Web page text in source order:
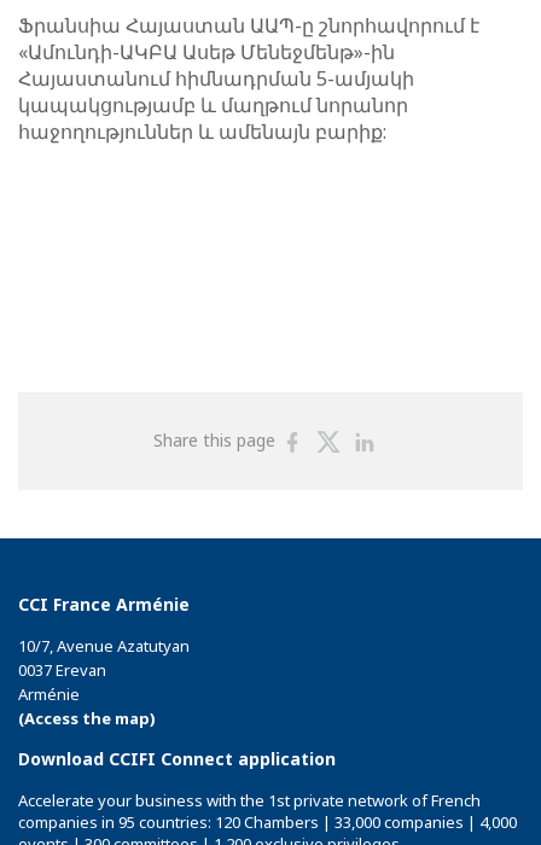
Ֆրանսիա Հայաստան ԱԱՊ-ը շնորհավորում է
«Ամունդի-ԱԿԲԱ Ասեթ Մենեջմենթ»-ին
Հայաստանում հիմնադրման 5-ամյակի
կապակցությամբ և մաղթում նորանոր
հաջողություններ և ամենայն բարիք:
Share this page
ShareShare
CCI France Arménie
10/7, Avenue Azatutyan
0037 Erevan
Arménie
(Access the map)
Download CCIFI Connect application
Accelerate your business with the 1st private network of French
companies in 95 countries: 120 Chambers | 33,000 companies | 4,000